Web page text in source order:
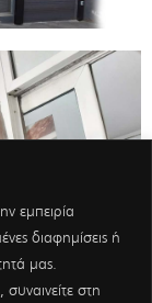
εμπειρία
διαφημίσεις ή
μας.
στη